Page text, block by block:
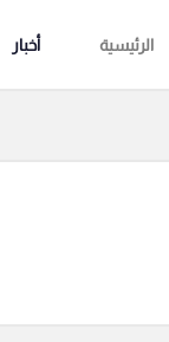
الرئيسية أخبار